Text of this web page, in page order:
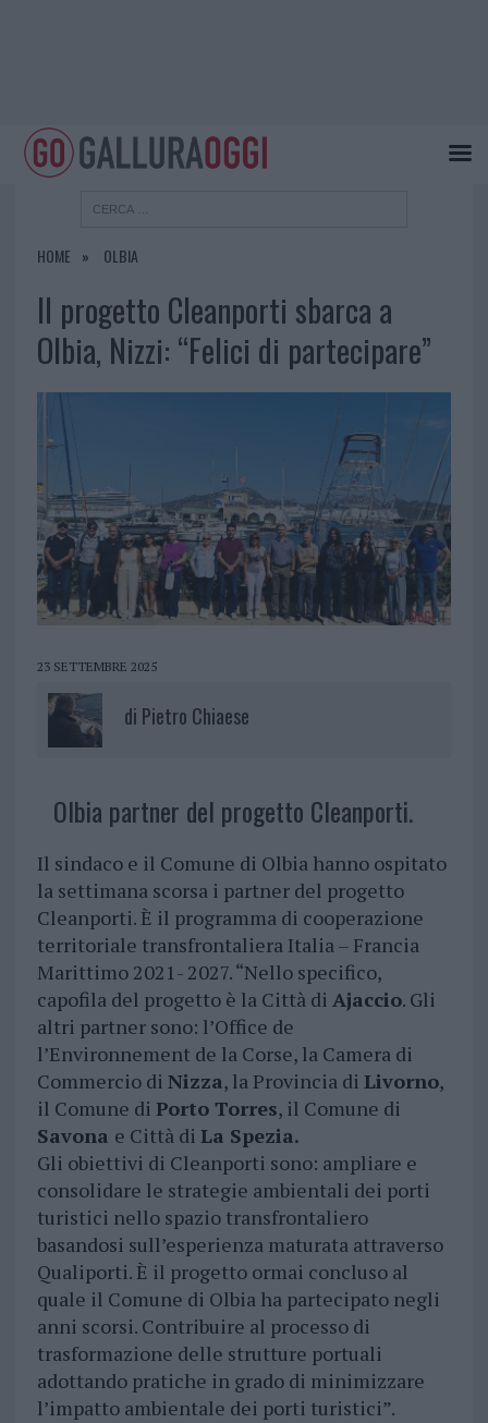
HOME OLBIA
Il progetto Cleanporti sbarca a
Olbia, Nizzi: “Felici di partecipare”
23 SETTEMBRE 2025
di Pietro Chiaese
Olbia partner del progetto Cleanporti.
Il sindaco e il Comune di Olbia hanno ospitato
la settimana scorsa i partner del progetto
Cleanporti. È il programma di cooperazione
territoriale transfrontaliera Italia – Francia
Marittimo 2021- 2027. “Nello specifico,
capofila del progetto è la Città di Ajaccio. Gli
altri partner sono: l’Office de
l’Environnement de la Corse, la Camera di
Commercio di Nizza, la Provincia di Livorno,
il Comune di Porto Torres, il Comune di
Savona e Città di La Spezia.
Gli obiettivi di Cleanporti sono: ampliare e
consolidare le strategie ambientali dei porti
turistici nello spazio transfrontaliero
basandosi sull’esperienza maturata attraverso
Qualiporti. È il progetto ormai concluso al
quale il Comune di Olbia ha partecipato negli
anni scorsi. Contribuire al processo di
trasformazione delle strutture portuali
adottando pratiche in grado di minimizzare
l’impatto ambientale dei porti turistici”.